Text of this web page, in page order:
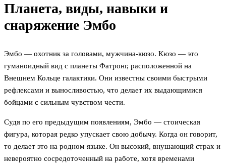
Планета, виды, навыки и
снаряжение Эмбо
Эмбо — охотник за головами, мужчина-кюзо. Кюзо — это
гуманоидный вид с планеты Фатронг, расположенной на
Внешнем Кольце галактики. Они известны своими быстрыми
рефлексами и выносливостью, что делает их выдающимися
бойцами с сильным чувством чести.
Судя по его предыдущим появлениям, Эмбо — стоическая
фигура, которая редко упускает свою добычу. Когда он говорит,
то делает это на родном языке. Он высокий, внушающий страх и
невероятно сосредоточенный на работе, хотя временами